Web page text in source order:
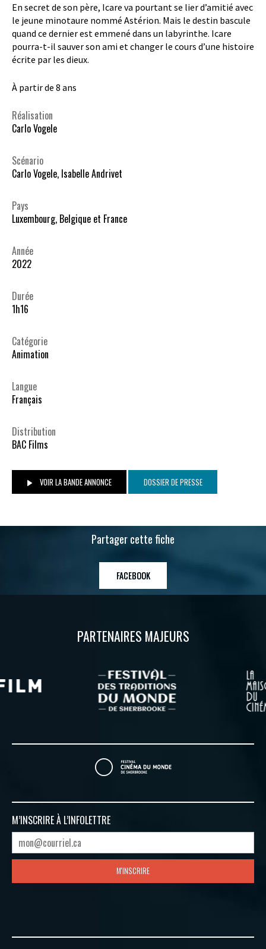
En secret de son père, Icare va pourtant se lier d’amitié avec
le jeune minotaure nommé Astérion. Mais le destin bascule
quand ce dernier est emmené dans un labyrinthe. Icare
pourra-t-il sauver son ami et changer le cours d’une histoire
écrite par les dieux.
À partir de 8 ans
Réalisation
Carlo Vogele
Scénario
Carlo Vogele, Isabelle Andrivet
Pays
Luxembourg, Belgique et France
Année
2022
Durée
1h16
Catégorie
Animation
Langue
Français
Distribution
BAC Films
VOIR LA BANDE ANNONCE DOSSIER DE PRESSE
Partager cette fiche
FACEBOOK
PARTENAIRES MAJEURS
M’INSCRIRE À L’INFOLETTRE
M'INSCRIRE